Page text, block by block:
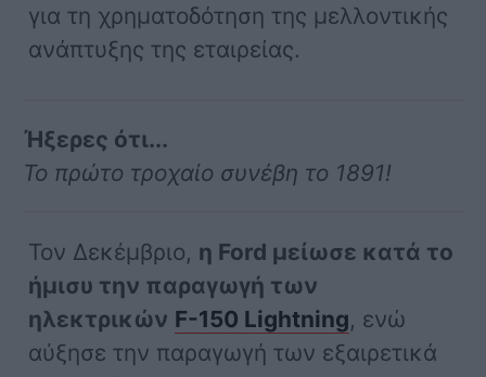
για τη χρηματοδότηση της μελλοντικής
ανάπτυξης της εταιρείας.
Ήξερες ότι...
Το πρώτο τροχαίο συνέβη το 1891!
Τον Δεκέμβριο, η Ford μείωσε κατά το
ήμισυ την παραγωγή των
ηλεκτρικών F-150 Lightning, ενώ
αύξησε την παραγωγή των εξαιρετικά